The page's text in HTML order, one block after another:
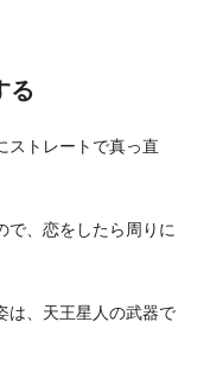
る
ストレートで真っ直
で、恋をしたら周りに
は、天王星人の武器で